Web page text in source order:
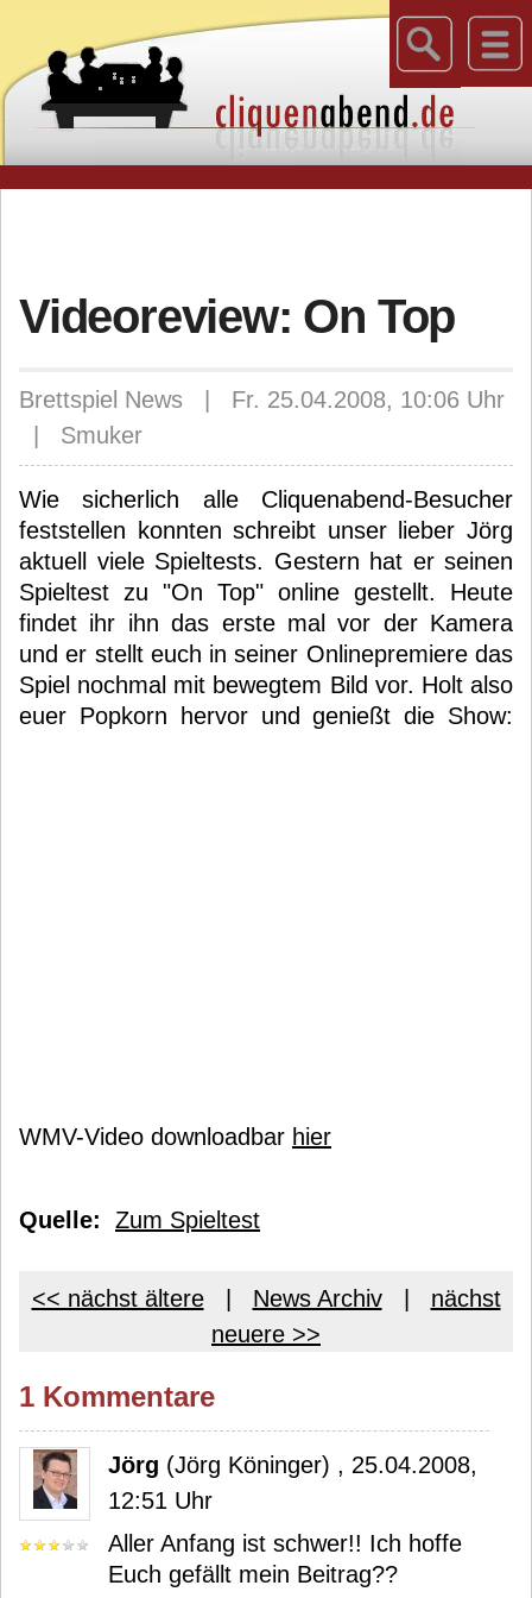
Videoreview: On Top
Brettspiel News | Fr. 25.04.2008, 10:06 Uhr
| Smuker
Wie sicherlich alle Cliquenabend-Besucher
feststellen konnten schreibt unser lieber Jörg
aktuell viele Spieltests. Gestern hat er seinen
Spieltest zu "On Top" online gestellt. Heute
findet ihr ihn das erste mal vor der Kamera
und er stellt euch in seiner Onlinepremiere das
Spiel nochmal mit bewegtem Bild vor. Holt also
euer Popkorn hervor und genießt die Show:
WMV-Video downloadbar hier
Quelle: Zum Spieltest
<< nächst ältere| News Archiv| nächst
neuere >>
1 Kommentare
Jörg (Jörg Köninger) , 25.04.2008,
12:51 Uhr
Aller Anfang ist schwer!! Ich hoffe
Euch gefällt mein Beitrag??